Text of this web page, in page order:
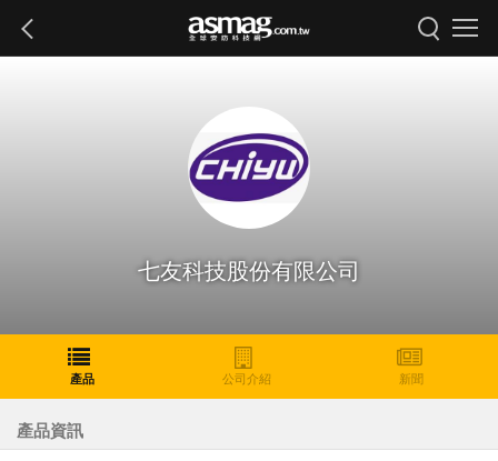
七友科技股份有限公司
產品 公司介紹 新聞
產品資訊